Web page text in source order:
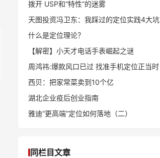
拨开 USP和“特性”的迷雾
天图投资冯卫东：我踩过的定位实践4大坑
什么是定位理论？
【解密】小天才电话手表崛起之谜
周鸿祎:爆款风口已过 找准手机定位正当时
西贝：把家常菜卖到10个亿
湖北企业疫后创业指南
雅迪“更高端”定位如何落地（二）
同栏目文章